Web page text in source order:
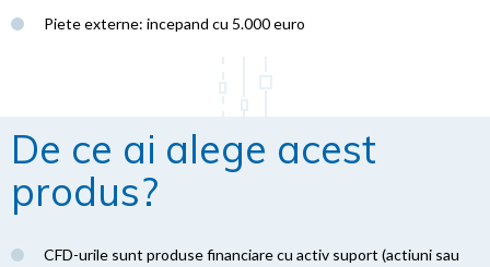
Piete externe: incepand cu 5.000 euro
De ce ai alege acest
produs?
CFD-urile sunt produse financiare cu activ suport (actiuni sau